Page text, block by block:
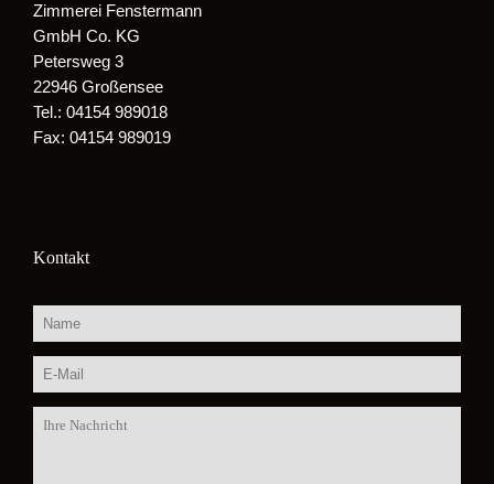
Zimmerei Fenstermann
GmbH Co. KG
Petersweg 3
22946 Großensee
Tel.: 04154 989018
Fax: 04154 989019
Kontakt